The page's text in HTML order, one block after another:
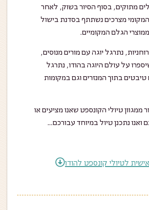
מתוקים, בסוף הסיור בשוק, לאחר
מצרכים נשתתף בסדנת בישול
הגלם המקומיים.
נתרגל יוגה עם מורים מנוסים,
על עולם היוגה בהודו, נתרגל
טיבטים בתוך המנזרים וגם במקומות
ממגוון טיולי הקונספט שאנו מציעים או
ואנו נתכנן טיול במיוחד עבורכם…
לטיולי קונספט להודו